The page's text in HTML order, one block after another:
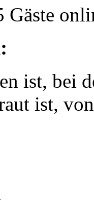
ist, bei
ist,